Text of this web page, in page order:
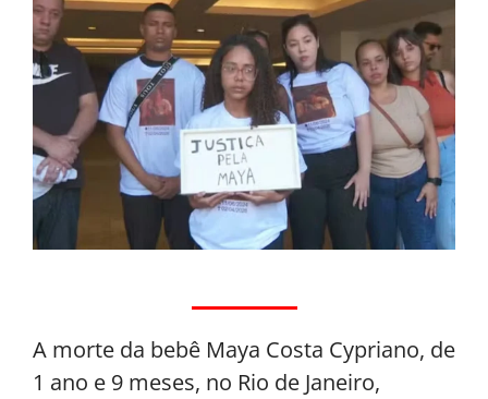
A morte da bebê Maya Costa Cypriano, de
1 ano e 9 meses, no Rio de Janeiro,